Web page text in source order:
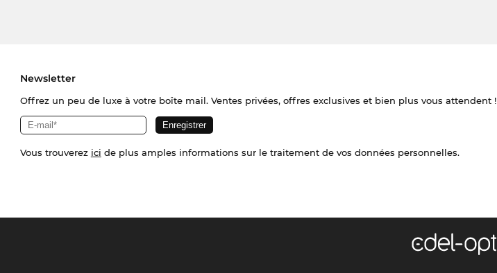
Newsletter
Offrez un peu de luxe à votre boîte mail. Ventes privées, offres exclusives et bien plus vous attendent !
Vous trouverez ici de plus amples informations sur le traitement de vos données personnelles.